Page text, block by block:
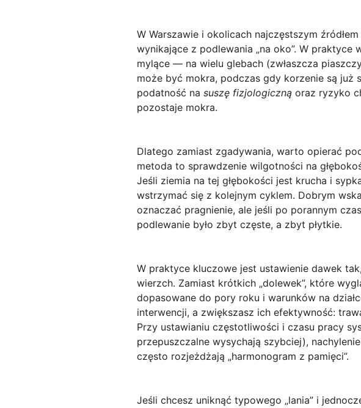
W Warszawie i okolicach najczęstszym
wynikające z podlewania „na oko”. W
mylące — na wielu glebach (zwłaszcza
może być mokra, podczas gdy korzenie są już
podatność na suszę fizjologiczną oraz ryzyko
pozostaje mokra.
Dlatego zamiast zgadywania, warto opierać
metoda to sprawdzenie wilgotności na
Jeśli ziemia na tej głębokości jest krucha i
wstrzymać się z kolejnym cyklem. Dobrym
oznaczać pragnienie, ale jeśli po porannym
podlewanie było zbyt częste, a zbyt płytkie.
W praktyce kluczowe jest ustawienie dawek
wierzch. Zamiast krótkich „dolewek”, które
dopasowane do pory roku i warunków na
interwencji, a zwiększasz ich efektywność:
Przy ustawianiu częstotliwości i czasu pracy
przepuszczalne wysychają szybciej),
często rozjeżdżają „harmonogram z pamięci”.
Jeśli chcesz uniknąć typowego „lania” i